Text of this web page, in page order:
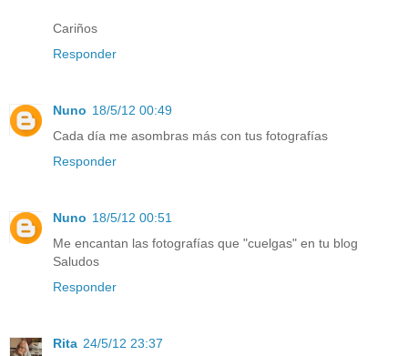
Cariños
Responder
Nuno 18/5/12 00:49
Cada día me asombras más con tus fotografías
Responder
Nuno 18/5/12 00:51
Me encantan las fotografías que "cuelgas" en tu blog
Saludos
Responder
Rita 24/5/12 23:37